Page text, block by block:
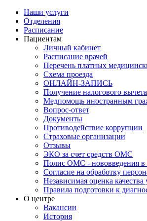
Наши услуги
Отделения
Расписание
Пациентам
Личный кабинет
Расписание врачей
Перечень платных
Схема проезда
ОНЛАЙН-ЗАПИСЬ
Получение налогового вычета
Медпомощь иностранным
Вопрос-ответ
Документы
Противодействие коррупции
Страховые организации
Отзывы
ЭКО за счет средств ОМС
Полис ОМС - нововведения в
Согласие на обработку
Независимая оценка
Правила подготовки к
О центре
Вакансии
История